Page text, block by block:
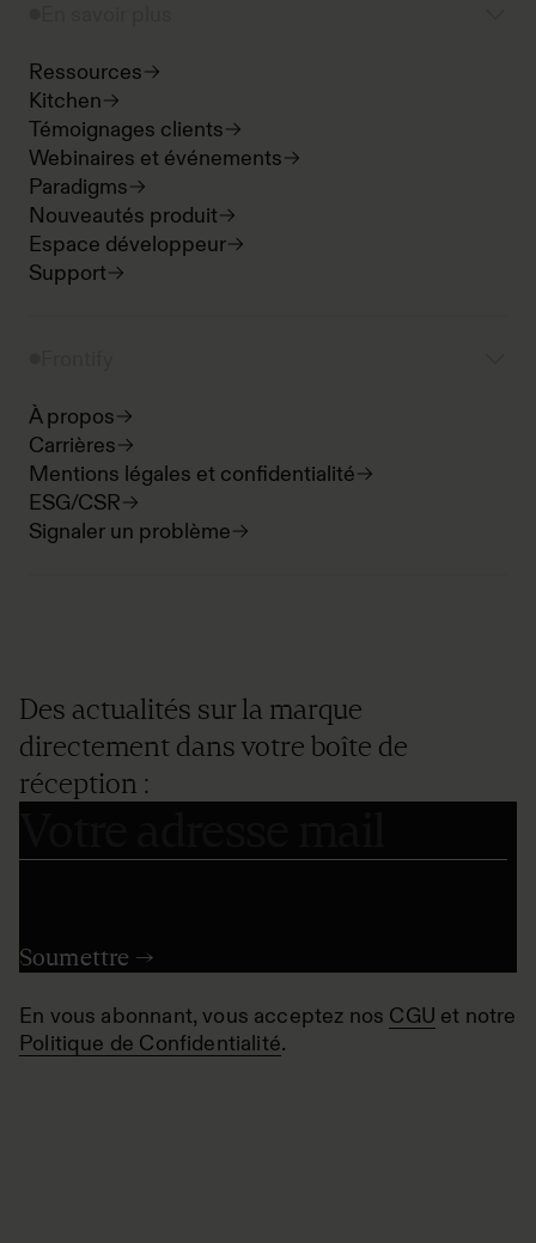
Ressources
Kitchen
Témoignages clients
Webinaires et événements
Paradigms
Nouveautés produit
Espace développeur
Support
À propos
Carrières
Mentions légales et confidentialité
ESG/CSR
Signaler un problème
Des actualités sur la marque
directement dans votre boîte de
réception :
En vous abonnant, vous acceptez nos CGU et notre
Politique de Confidentialité.